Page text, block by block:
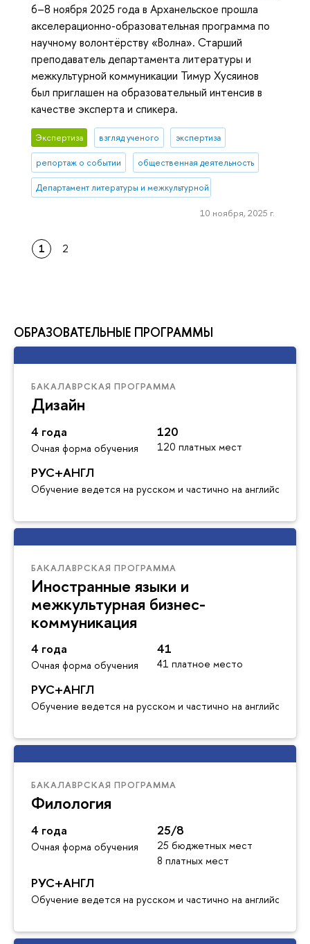
ОБРАЗОВАТЕЛЬНЫЕ ПРОГРАММЫ
БАКАЛАВРСКАЯ ПРОГРАММА
Дизайн
4 года
Очная форма обучения
120
120 платных мест
РУС+АНГЛ
Обучение ведется на русском и частично на английском
БАКАЛАВРСКАЯ ПРОГРАММА
Иностранные языки и
межкультурная бизнес-
коммуникация
4 года
Очная форма обучения
41
41 платное место
РУС+АНГЛ
Обучение ведется на русском и частично на английском
БАКАЛАВРСКАЯ ПРОГРАММА
Филология
4 года
Очная форма обучения
25/8
25 бюджетных мест
8 платных мест
РУС+АНГЛ
Обучение ведется на русском и частично на английском
6–8 ноября 2025 года в Арханельское прошла
акселерационно-образовательная программа по
научному волонтёрству «Волна». Старший
преподаватель департамента литературы и
межкультурной коммуникации Тимур Хусяинов
был приглашен на образовательный интенсив в
качестве эксперта и спикера.
Экспертиза взгляд ученого экспертиза
репортаж о событии общественная деятельность
Департамент литературы и межкультурной коммуникации
10 ноября, 2025 г.
1 2